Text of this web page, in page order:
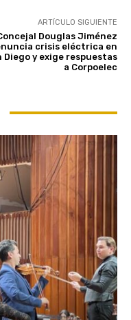
ARTÍCULO SIGUIENTE
Douglas Jiménez
crisis eléctrica en
Diego y exige respuestas
a Corpoelec